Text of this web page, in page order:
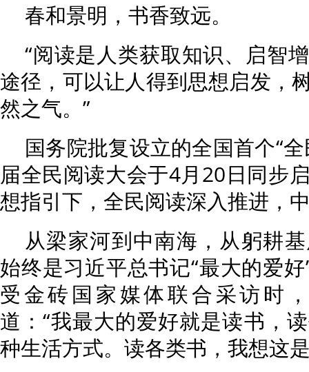
春和景明，书香致远。
“阅读是人类获取知识、启智
途径，可以让人得到思想启发，
然之气。”
国务院批复设立的全国首个“
届全民阅读大会于4月20日同步
想指引下，全民阅读深入推进，
从梁家河到中南海，从躬耕
始终是习近平总书记“最大的爱
受金砖国家媒体联合采访时
道：“我最大的爱好就是读书，
种生活方式。读各类书，我想这